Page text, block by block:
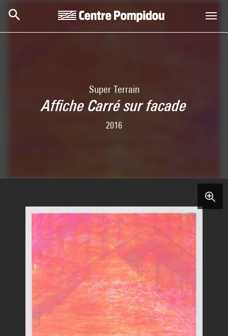
Super Terrain
Affiche Carré sur facade
2016